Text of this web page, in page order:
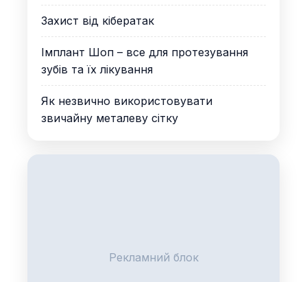
Захист від кібератак
Імплант Шоп – все для протезування
зубів та їх лікування
Як незвично використовувати
звичайну металеву сітку
Рекламний блок